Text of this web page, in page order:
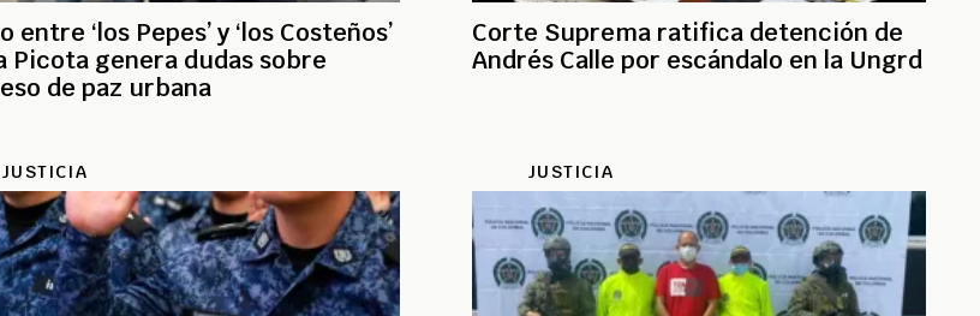
entre ‘los Pepes’ y ‘los Costeños’
Picota genera dudas sobre
de paz urbana
Corte Suprema ratifica detención de
Andrés Calle por escándalo en la Ungrd
JUSTICIA JUSTICIA